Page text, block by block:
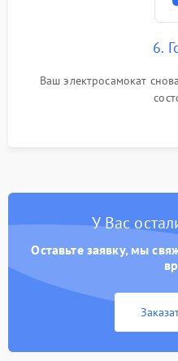
6.
Ваш электросамокат
У Вас
Оставьте заявку, мы